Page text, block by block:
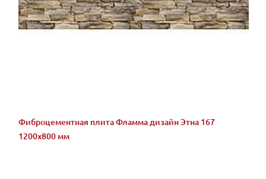
Фиброцементная плита Фламма дизайн Этна 167
1200х800 мм